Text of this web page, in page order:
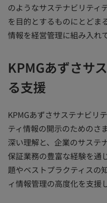
のようなサステナビリティ
を目的とするものにとどま
情報を経営管理に組み入れ
KPMGあずさサ
る支援
KPMGあずさサステナビリ
ティ情報の開示のためのさ
深い理解と、企業のサステ
保証業務の豊富な経験を通
題やベストプラクティスの
ィ情報管理の高度化を支援